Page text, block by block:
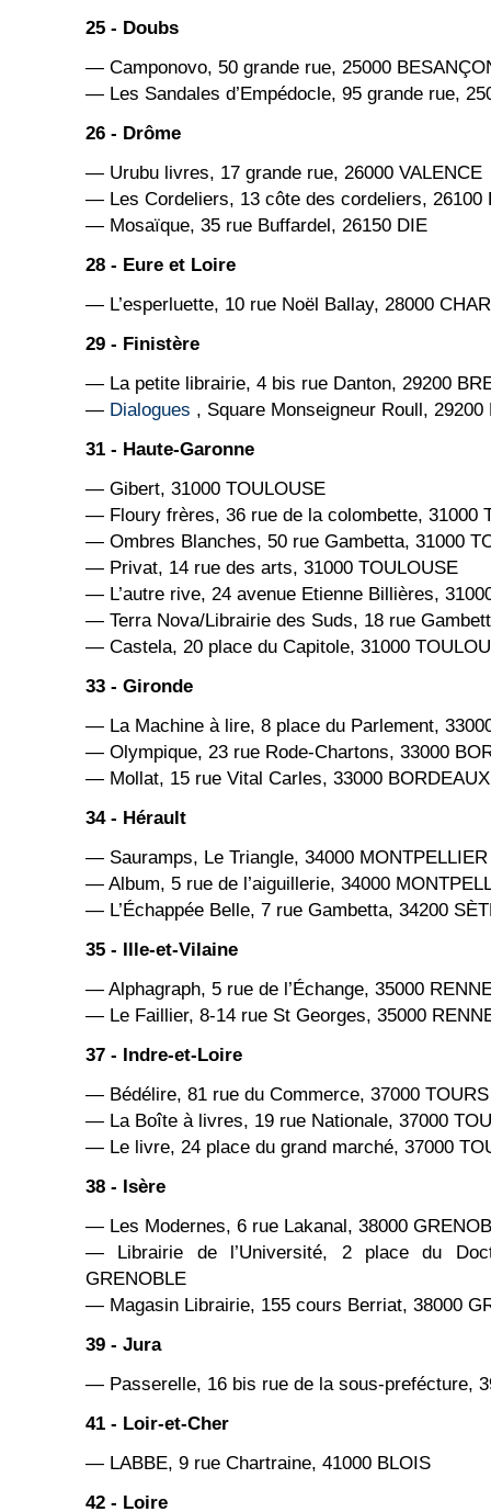
25 - Doubs
— Camponovo, 50 grande rue, 25000
— Les Sandales d’Empédocle, 95 grande rue,
26 - Drôme
— Urubu livres, 17 grande rue, 26000 VALENCE
— Les Cordeliers, 13 côte des cordeliers, 26100
— Mosaïque, 35 rue Buffardel, 26150 DIE
28 - Eure et Loire
— L’esperluette, 10 rue Noël Ballay, 28000
29 - Finistère
— La petite librairie, 4 bis rue Danton, 29200
— Dialogues , Square Monseigneur Roull, 29200
31 - Haute-Garonne
— Gibert, 31000 TOULOUSE
— Floury frères, 36 rue de la colombette, 31000
— Ombres Blanches, 50 rue Gambetta, 31000
— Privat, 14 rue des arts, 31000 TOULOUSE
— L’autre rive, 24 avenue Etienne Billières,
— Terra Nova/Librairie des Suds, 18 rue
— Castela, 20 place du Capitole, 31000
33 - Gironde
— La Machine à lire, 8 place du Parlement,
— Olympique, 23 rue Rode-Chartons, 33000
— Mollat, 15 rue Vital Carles, 33000 BORDEAUX
34 - Hérault
— Sauramps, Le Triangle, 34000 MONTPELLIER
— Album, 5 rue de l’aiguillerie, 34000
— L’Échappée Belle, 7 rue Gambetta, 34200
35 - Ille-et-Vilaine
— Alphagraph, 5 rue de l’Échange, 35000
— Le Faillier, 8-14 rue St Georges, 35000
37 - Indre-et-Loire
— Bédélire, 81 rue du Commerce, 37000 TOURS
— La Boîte à livres, 19 rue Nationale, 37000
— Le livre, 24 place du grand marché, 37000
38 - Isère
— Les Modernes, 6 rue Lakanal, 38000
— Librairie de l’Université, 2 place du
GRENOBLE
— Magasin Librairie, 155 cours Berriat, 38000
39 - Jura
— Passerelle, 16 bis rue de la sous-prefécture,
41 - Loir-et-Cher
— LABBE, 9 rue Chartraine, 41000 BLOIS
42 - Loire